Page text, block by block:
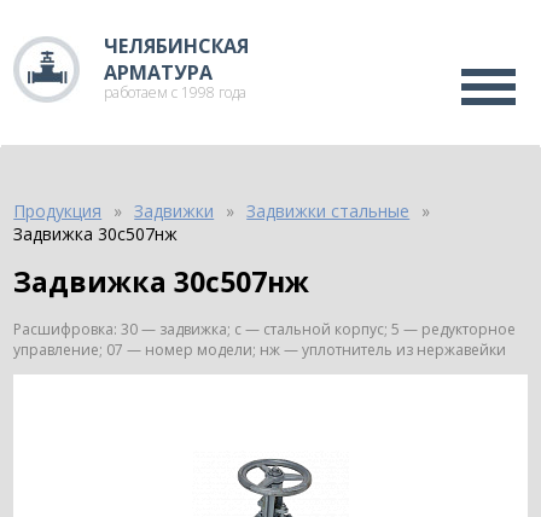
ЧЕЛЯБИНСКАЯ
АРМАТУРА
работаем с 1998 года
Продукция Задвижки
Задвижки стальные
Задвижка 30с507нж
Задвижка 30с507нж
Расшифровка: 30 — задвижка; с — стальной корпус; 5 — редукторное
управление; 07 — номер модели; нж — уплотнитель из нержавейки